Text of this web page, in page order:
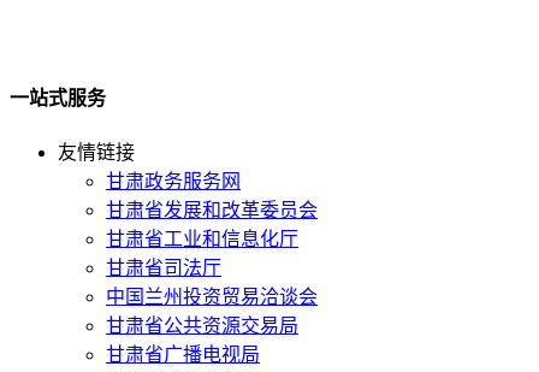
一站式服务
友情链接
甘肃政务服务网
甘肃省发展和改革委员会
甘肃省工业和信息化厅
甘肃省司法厅
中国兰州投资贸易洽谈会
甘肃省公共资源交易局
甘肃省广播电视局